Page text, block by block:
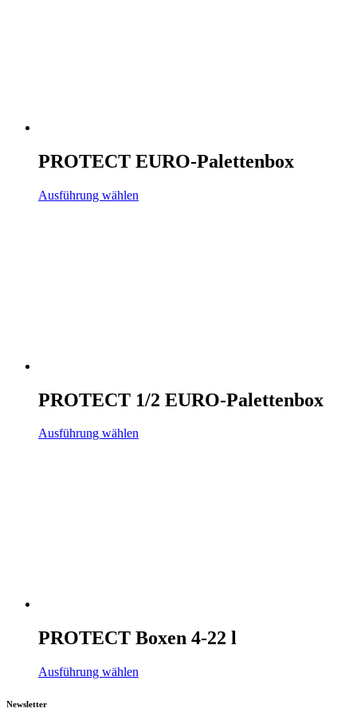
PROTECT EURO-Palettenbox
Ausführung wählen
PROTECT 1/2 EURO-Palettenbox
Ausführung wählen
PROTECT Boxen 4-22 l
Ausführung wählen
Newsletter